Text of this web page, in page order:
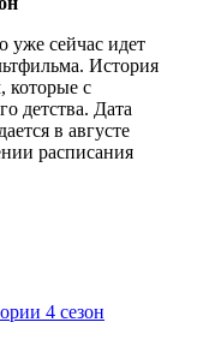
уже сейчас идет
История
которые с
детства. Дата
в августе
расписания
4 сезон